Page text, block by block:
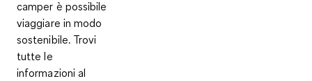
camper è possibile
viaggiare in modo
sostenibile. Trovi
tutte le
informazioni al